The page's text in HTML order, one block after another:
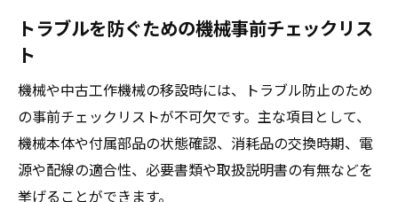
トラブルを防ぐための機械事前チェックリス
ト
機械や中古工作機械の移設時には、トラブル防止のため
の事前チェックリストが不可欠です。主な項目として、
機械本体や付属部品の状態確認、消耗品の交換時期、電
源や配線の適合性、必要書類や取扱説明書の有無などを
挙げることができます。